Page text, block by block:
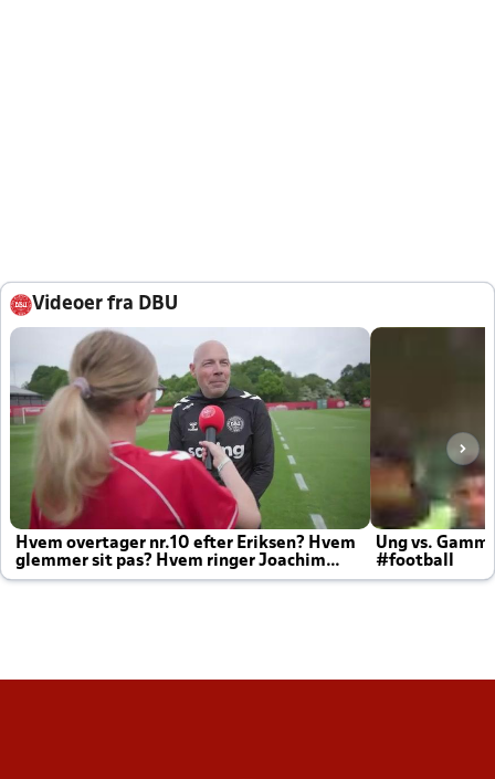
Videoer fra DBU
Hvem overtager nr.10 efter Eriksen? Hvem
glemmer sit pas? Hvem ringer Joachim
altid til efter kampe?
Ung vs.
#football